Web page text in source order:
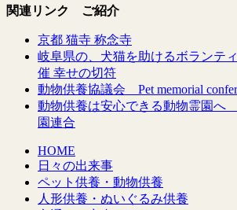
関連リンク ご紹介
京都 猫寺 称念寺
岐阜県の、犬猫を助けるボランテ
催 幸せの切符
動物供養協議会 Pet memorial
動物供養は安心できる動物霊園へ
園連合
HOME
日々の出来事
ペット供養・動物供養
人形供養・ぬいぐるみ供養